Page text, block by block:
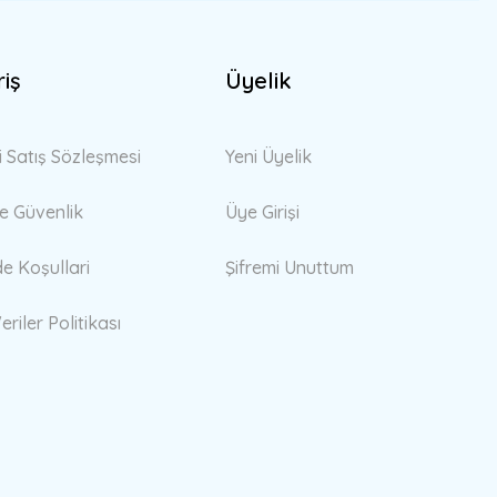
Sözleşmesi
Güvenlik
Koşullari
Politikası
Üyelik
Yeni Üyelik
Üye Girişi
Şifremi Unuttum